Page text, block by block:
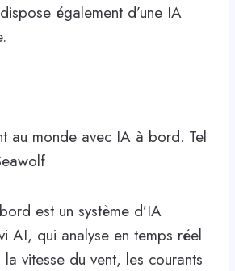
également d’une IA
au monde avec IA à bord. Tel
est un système d’IA
AI, qui analyse en temps réel
la vitesse du vent, les courants